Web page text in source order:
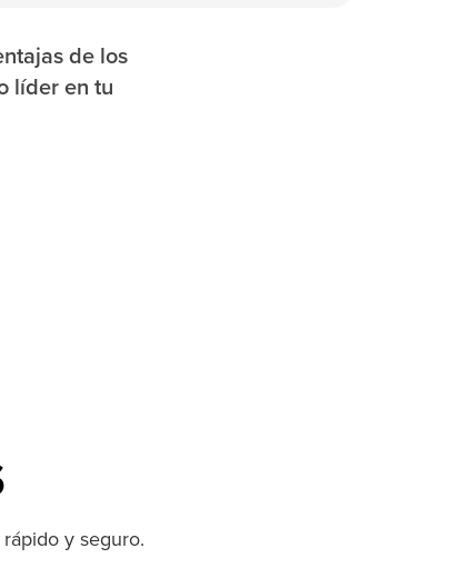
de los
líder en tu
y seguro.